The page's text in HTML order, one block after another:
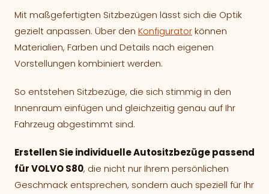
Mit maßgefertigten Sitzbezügen lässt sich die Optik
gezielt anpassen. Über den Konfiguratorkönnen
Materialien, Farben und Details nach eigenen
Vorstellungen kombiniert werden.
So entstehen Sitzbezüge, die sich stimmig in den
Innenraum einfügen und gleichzeitig genau auf Ihr
Fahrzeug abgestimmt sind.
Erstellen Sie individuelle Autositzbezüge passend
für VOLVO S80, die nicht nur Ihrem persönlichen
Geschmack entsprechen, sondern auch speziell für Ihr